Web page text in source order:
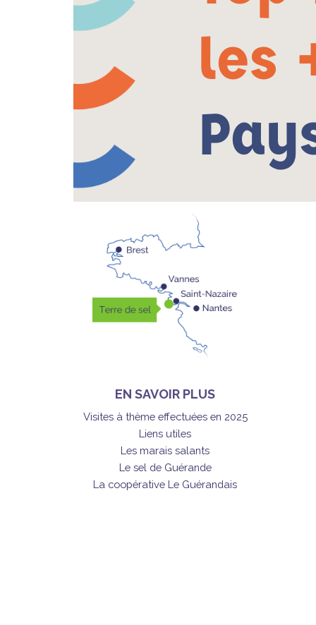
EN SAVOIR PLUS
Visites à thème effectuées en 2025
Liens utiles
Les marais salants
Le sel de Guérande
La coopérative Le Guérandais